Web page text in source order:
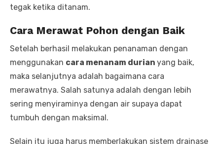
tegak ketika ditanam.
Cara Merawat Pohon dengan Baik
Setelah berhasil melakukan penanaman dengan
menggunakan cara menanam durian yang baik,
maka selanjutnya adalah bagaimana cara
merawatnya. Salah satunya adalah dengan lebih
sering menyiraminya dengan air supaya dapat
tumbuh dengan maksimal.
Selain itu juga harus memberlakukan sistem drainase